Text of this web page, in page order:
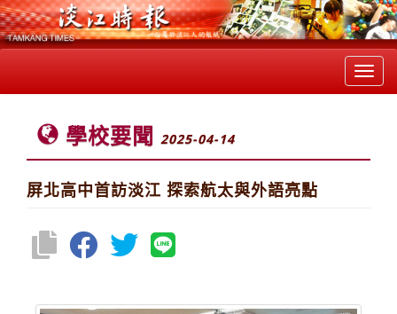
學校要聞 2025-04-14
屏北高中首訪淡江 探索航太與外語亮點